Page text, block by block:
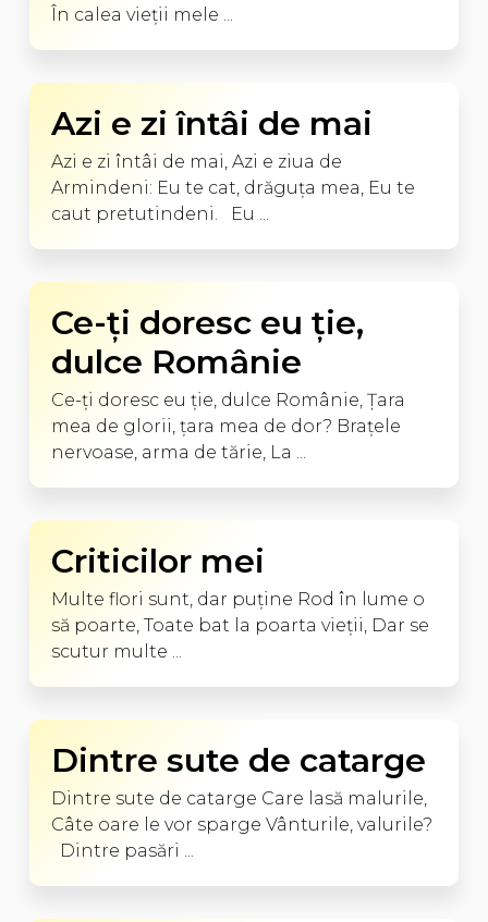
În calea vieţii mele ...
Azi e zi întâi de mai
Azi e zi întâi de mai, Azi e ziua de
Armindeni: Eu te cat, drăguţa mea, Eu te
caut pretutindeni. Eu ...
Ce-ţi doresc eu ţie,
dulce Românie
Ce-ţi doresc eu ţie, dulce Românie, Ţara
mea de glorii, ţara mea de dor? Braţele
nervoase, arma de tărie, La ...
Criticilor mei
Multe flori sunt, dar puţine Rod în lume o
să poarte, Toate bat la poarta vieţii, Dar se
scutur multe ...
Dintre sute de catarge
Dintre sute de catarge Care lasă malurile,
Câte oare le vor sparge Vânturile, valurile?
Dintre pasări ...